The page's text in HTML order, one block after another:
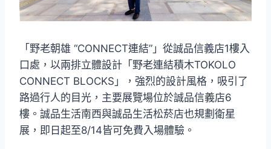
「野老朝雄 “CONNECT連結”」從誠品信義店1樓入
口處，以兩排立體設計「野老連結積木TOKOLO
CONNECT BLOCKS」，強烈的設計風格，吸引了
路過行人的目光，主要展覽場位於誠品信義店6
樓。誠品生活南西與誠品生活松菸店也規劃衛星
展，即日起至8/14皆可免費入場體驗。